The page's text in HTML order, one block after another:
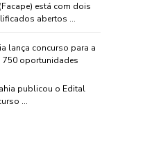
está com dois
abertos …
lança concurso para a
750 oportunidades
publicou o Edital
…